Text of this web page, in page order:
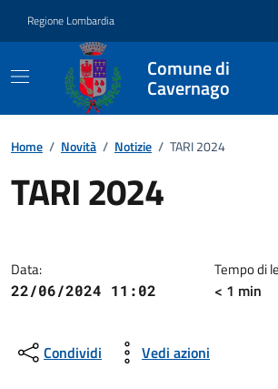
Regione Lombardia
Comune di
Cavernago
Home / Novità / Notizie / TARI 2024
TARI 2024
Data:
22/06/2024 11:02
Tempo di
< 1 min
Condividi Vedi azioni